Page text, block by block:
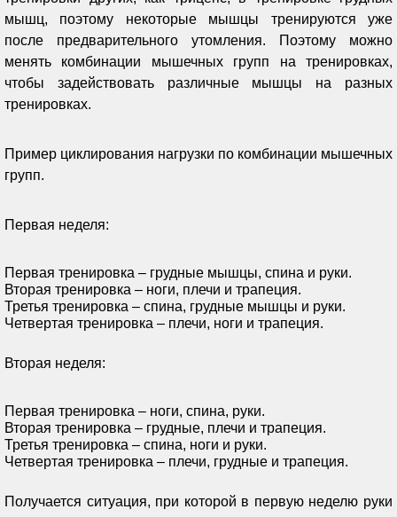
мышц, поэтому некоторые мышцы тренируются уже
после предварительного утомления. Поэтому можно
менять комбинации мышечных групп на тренировках,
чтобы задействовать различные мышцы на разных
тренировках.
Пример циклирования нагрузки по комбинации мышечных
групп.
Первая неделя:
Первая тренировка – грудные мышцы, спина и руки.
Вторая тренировка – ноги, плечи и трапеция.
Третья тренировка – спина, грудные мышцы и руки.
Четвертая тренировка – плечи, ноги и трапеция.
Вторая неделя:
Первая тренировка – ноги, спина, руки.
Вторая тренировка – грудные, плечи и трапеция.
Третья тренировка – спина, ноги и руки.
Четвертая тренировка – плечи, грудные и трапеция.
Получается ситуация, при которой в первую неделю руки